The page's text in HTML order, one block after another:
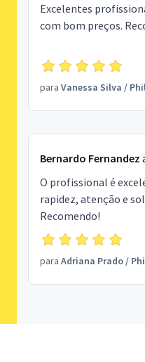
Excelentes
com bom preços.
para Vanessa Silva /
Bernardo Fernandez
O profissional é
rapidez, atenção e
Recomendo!
para Adriana Prado/